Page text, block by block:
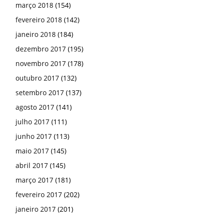
março 2018 (154)
fevereiro 2018 (142)
janeiro 2018 (184)
dezembro 2017 (195)
novembro 2017 (178)
outubro 2017 (132)
setembro 2017 (137)
agosto 2017 (141)
julho 2017 (111)
junho 2017 (113)
maio 2017 (145)
abril 2017 (145)
março 2017 (181)
fevereiro 2017 (202)
janeiro 2017 (201)